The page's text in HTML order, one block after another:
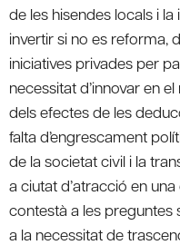
de les hisendes locals i
invertir si no es reforma,
iniciatives privades per
necessitat d’innovar en
dels efectes de les
falta d’engrescament
de la societat civil i la
a ciutat d’atracció en
contestà a les preguntes
a la necessitat de